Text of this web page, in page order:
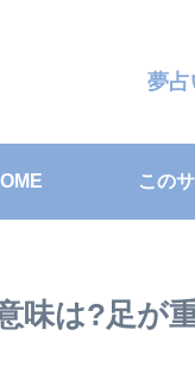
夢
この
味は?足が